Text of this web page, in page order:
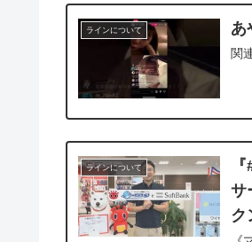
ラインについて あ
関
ラインについて
サ
ク